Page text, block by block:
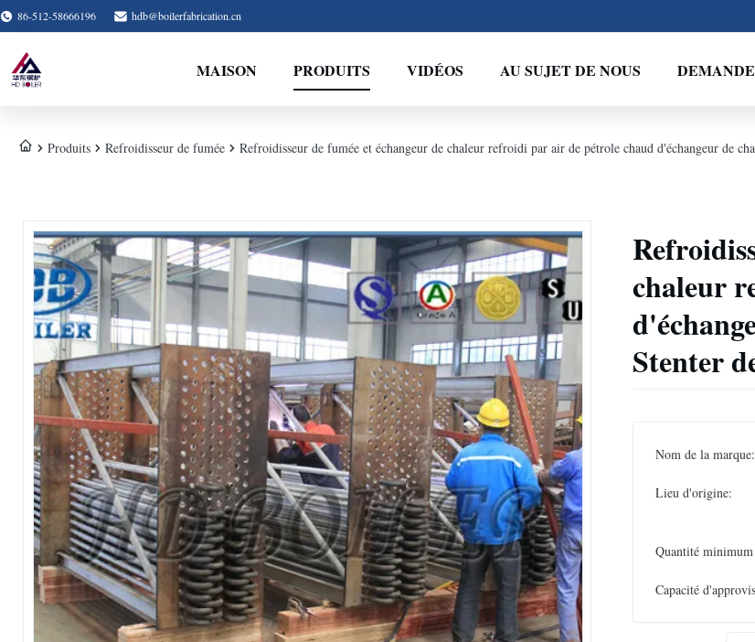
86-512-58666196 hdb@boilerfabrication.cn
MAISON PRODUITS VIDÉOS AU SUJET DE NOUS
Produits Refroidisseur de fumée Refroidisseur de fumée et échangeur de chaleur refroidi par air de pétrole chaud d'échangeur de
chaleur
Stenter
Nom de la marque:
Lieu d'origine:
Quantité minimum
Capacité